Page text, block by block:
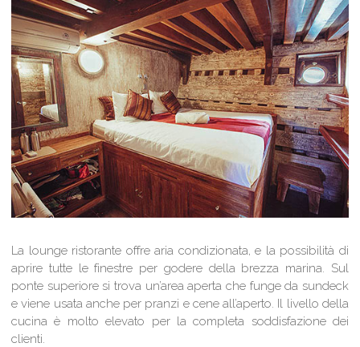
La lounge ristorante offre aria condizionata, e la possibilità di
aprire tutte le finestre per godere della brezza marina. Sul
ponte superiore si trova un’area aperta che funge da sundeck
e viene usata anche per pranzi e cene all’aperto. Il livello della
cucina è molto elevato per la completa soddisfazione dei
clienti.